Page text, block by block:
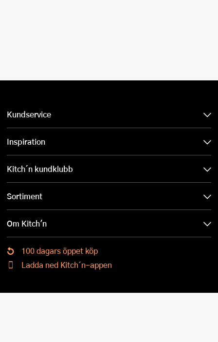
Kundservice
Inspiration
Kitch´n kundklubb
Sortiment
Om Kitch'n
100 dagars öppet köp
Ladda ned Kitch´n-appen